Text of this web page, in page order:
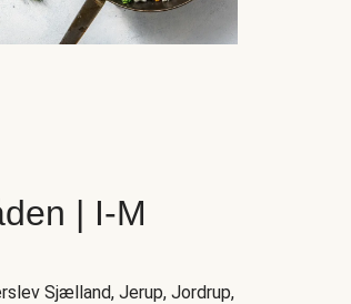
| I-M
Sjælland, Jerup, Jordrup,